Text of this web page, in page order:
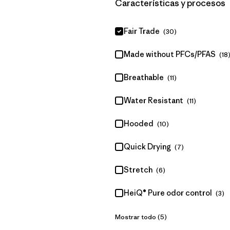
Filtrar por
Características y procesos
Fair Trade (30)
Made without PFCs/PFAS (18)
Breathable (11)
Water Resistant (11)
Hooded (10)
Quick Drying (7)
Stretch (6)
HeiQ® Pure odor control (3)
Mostrar todo (5)